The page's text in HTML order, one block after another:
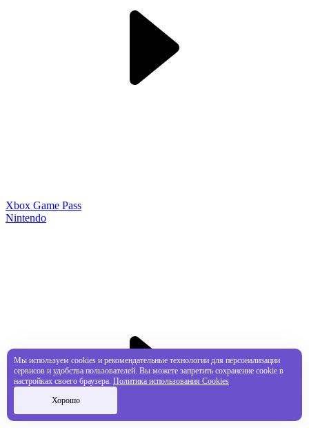
Xbox Game Pass
Nintendo
Мы используем cookies и рекомендательные технологии для персонализации
сервисов и удобства пользователей. Вы можете запретить сохранение cookie в
настройках своего браузера. Политика использования Cookies
Хорошо